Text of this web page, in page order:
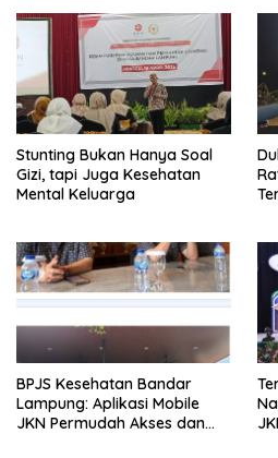
Stunting Bukan Hanya Soal
Gizi, tapi Juga Kesehatan
Mental Keluarga
BPJS Kesehatan Bandar
Lampung: Aplikasi Mobile
JKN Permudah Akses dan